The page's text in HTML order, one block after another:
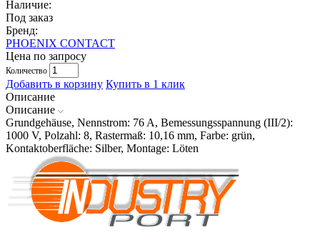
Наличие:
Под заказ
Бренд:
PHOENIX CONTACT
Цена по запросу
Количество
Добавить в корзину Купить в 1 клик
Описание
Описание
Grundgehäuse, Nennstrom: 76 A, Bemessungsspannung (III/2):
1000 V, Polzahl: 8, Rastermaß: 10,16 mm, Farbe: grün,
Kontaktoberfläche: Silber, Montage: Löten